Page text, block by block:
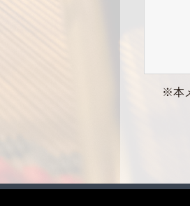
※本